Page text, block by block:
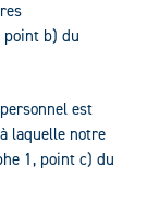
point b) du
est
laquelle notre
1, point c) du